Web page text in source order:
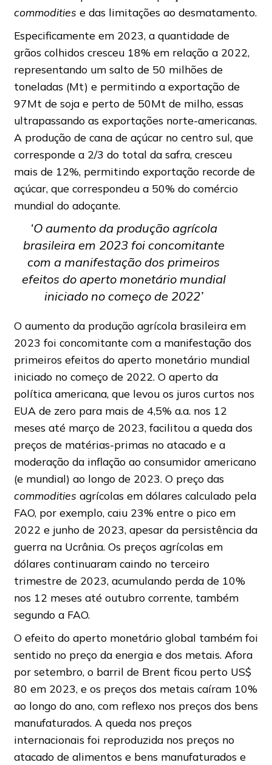
commodities e das limitações ao desmatamento.
Especificamente em 2023, a quantidade de
grãos colhidos cresceu 18% em relação a 2022,
representando um salto de 50 milhões de
toneladas (Mt) e permitindo a exportação de
97Mt de soja e perto de 50Mt de milho, essas
ultrapassando as exportações norte-americanas.
A produção de cana de açúcar no centro sul, que
corresponde a 2/3 do total da safra, cresceu
mais de 12%, permitindo exportação recorde de
açúcar, que correspondeu a 50% do comércio
mundial do adoçante.
‘O aumento da produção agrícola
brasileira em 2023 foi concomitante
com a manifestação dos primeiros
efeitos do aperto monetário mundial
iniciado no começo de 2022’
O aumento da produção agrícola brasileira em
2023 foi concomitante com a manifestação dos
primeiros efeitos do aperto monetário mundial
iniciado no começo de 2022. O aperto da
política americana, que levou os juros curtos nos
EUA de zero para mais de 4,5% a.a. nos 12
meses até março de 2023, facilitou a queda dos
preços de matérias-primas no atacado e a
moderação da inflação ao consumidor americano
(e mundial) ao longo de 2023. O preço das
commodities agrícolas em dólares calculado pela
FAO, por exemplo, caiu 23% entre o pico em
2022 e junho de 2023, apesar da persistência da
guerra na Ucrânia. Os preços agrícolas em
dólares continuaram caindo no terceiro
trimestre de 2023, acumulando perda de 10%
nos 12 meses até outubro corrente, também
segundo a FAO.
O efeito do aperto monetário global também foi
sentido no preço da energia e dos metais. Afora
por setembro, o barril de Brent ficou perto US$
80 em 2023, e os preços dos metais caíram 10%
ao longo do ano, com reflexo nos preços dos bens
manufaturados. A queda nos preços
internacionais foi reproduzida nos preços no
atacado de alimentos e bens manufaturados e